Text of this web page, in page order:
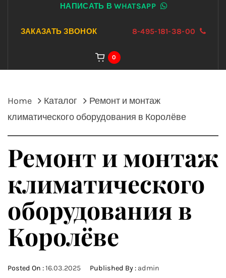
НАПИСАТЬ В WHATSAPP
ЗАКАЗАТЬ ЗВОНОК 8-495-181-38-00
0
Home Каталог
Ремонт и монтаж
климатического оборудования в Королёве
Ремонт и монтаж
климатического
оборудования в
Королёве
Posted On :16.03.2025 Published By : admin